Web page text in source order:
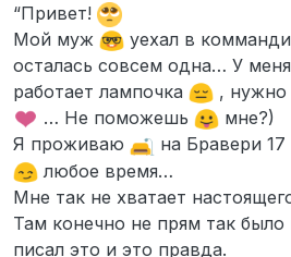
“Привет!
Мой муж
уехал в
осталась совсем одна… У
работает лампочка
, нужно
… Не поможешь
мне?)
Я проживаю
на Бравери
любое время…
Мне так не хватает
Там конечно не прям так
писал это и это правда.